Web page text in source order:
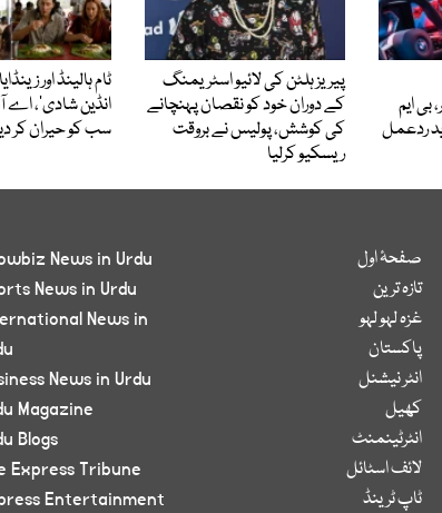
بی ایم
ردعمل
پیریز ہلٹن کی لائیو اسٹریمنگ
کے دوران خود کو نقصان پہنچانے
کی کوشش، پولیس نے بروقت
ریسکیو کرلیا
ٹام ہالینڈ اور
انڈین شادی‘، اے
سب کو حیران کر
صفحۂ اول
تازہ ترین
غزہ لہو لہو
پاکستان
انٹر نیشنل
کھیل
انٹرٹینمنٹ
لائف اسٹائل
ٹاپ ٹرینڈ
News in Urdu
News in Urdu
News in
News in Urdu
Magazine
Blogs
Express Tribune
Entertainment